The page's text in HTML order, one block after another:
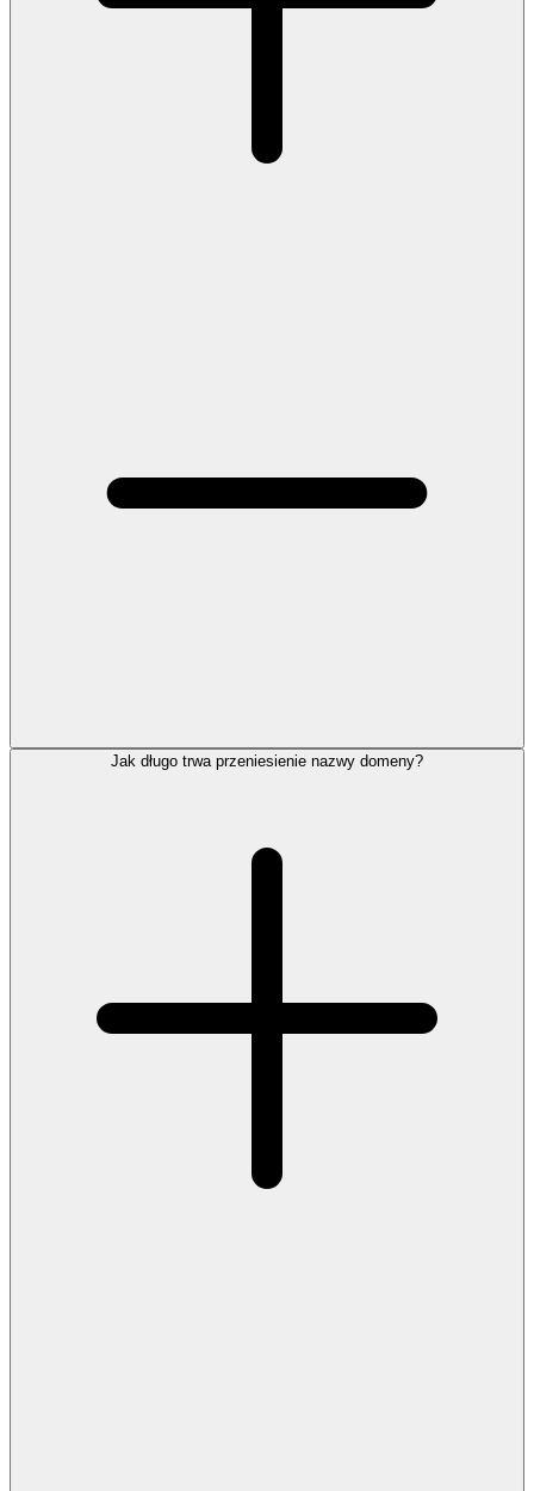
Jak długo trwa przeniesienie nazwy domeny?